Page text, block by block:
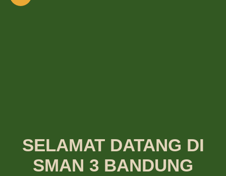
SELAMAT DATANG DI
SMAN 3 BANDUNG